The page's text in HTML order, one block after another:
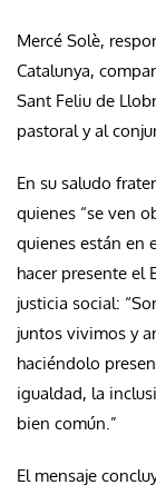
Mercé Solè,
Catalunya,
Sant Feliu de
pastoral y al
En su saludo
quienes “se ven
quienes están en
hacer presente el
justicia social:
juntos vivimos y
haciéndolo
igualdad, la
bien común.”
El mensaje